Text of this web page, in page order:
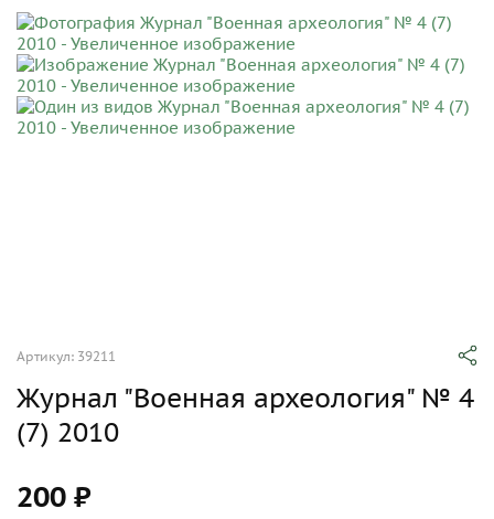
Артикул: 39211
Журнал "Военная археология" № 4
(7) 2010
200 ₽